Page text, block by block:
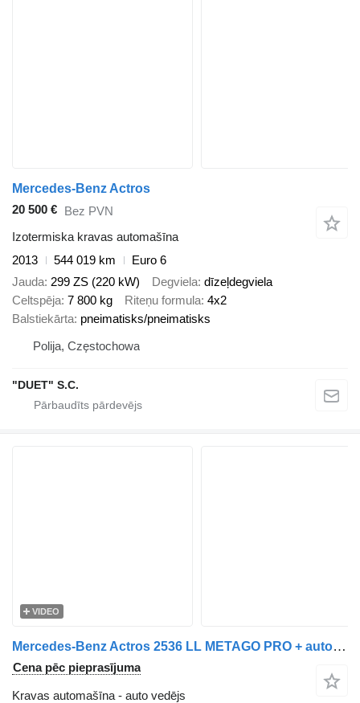
Mercedes-Benz Actros
20 500 € Bez PVN
Izotermiska kravas automašīna
2013
544 019 km
Euro 6
Jauda 299 ZS (220 kW) Degviela dīzeļdegviela
Celtspēja 7 800 kg Riteņu formula 4x2
Balstiekārta pneimatisks/pneimatisks
Polija, Częstochowa
"DUET" S.C.
VIDEO
Mercedes-Benz Actros 2536 LL METAGO PRO + auto vedējs piekabe
Cena pēc pieprasījuma
Kravas automašīna - auto vedējs